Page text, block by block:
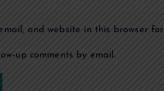
and website in this browser
up comments by email.